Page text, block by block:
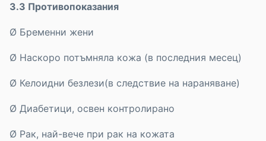
3.3 Противопоказания
Ø Бременни жени
Ø Наскоро потъмняла кожа (в последния месец)
Ø Келоидни безлези(в следствие на нараняване)
Ø Диабетици, освен контролирано
Ø Рак, най-вече при рак на кожата